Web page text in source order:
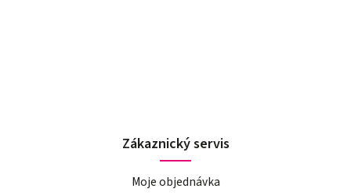
Zákaznický servis
Moje objednávka